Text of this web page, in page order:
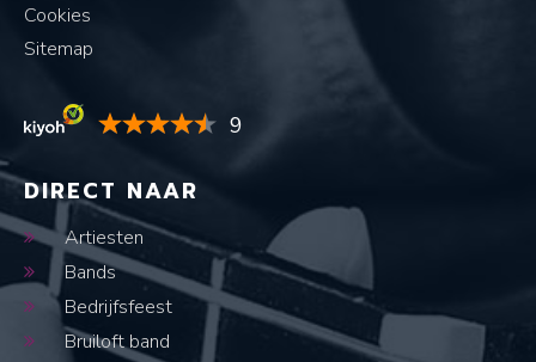
Cookies
Sitemap
9
DIRECT NAAR
Artiesten
Bands
Bedrijfsfeest
Bruiloft band